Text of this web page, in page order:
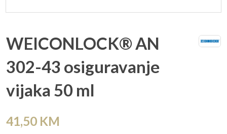
WEICONLOCK® AN
302-43 osiguravanje
vijaka 50 ml
41,50 KM